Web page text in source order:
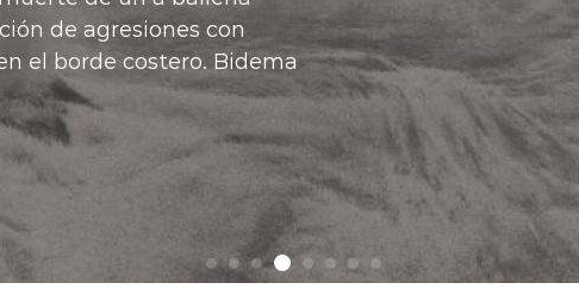
"Con esta medida lo
posibilidades de
ministro de Vivienda,
Ver más